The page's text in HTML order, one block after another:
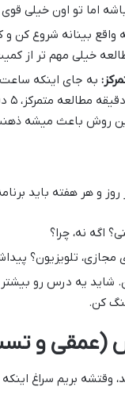
اما تو اون خیلی قوی
بینانه شروع کن
خیلی مهم تر از
به جای اینکه
و هر هفته باید
اگه نه، چرا؟
مجازی، تلویزیون؟
شاید یه درس رو
کن.
(عمقی و
بریم سراغ